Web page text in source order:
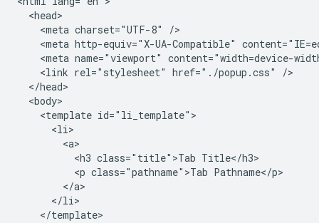
  <head>
    <meta charset="UTF-8" />
<meta http-equiv="X-UA-Compatible"
<meta name="viewport" content="width=device-
    <link rel="stylesheet" href="./popup.css" />
  </head>
  <body>
    <template id="li_template">
      <li>
        <a>
          <h3 class="title">Tab Title</h3>
          <p class="pathname">Tab Pathname</p>
        </a>
      </li>
    </template>